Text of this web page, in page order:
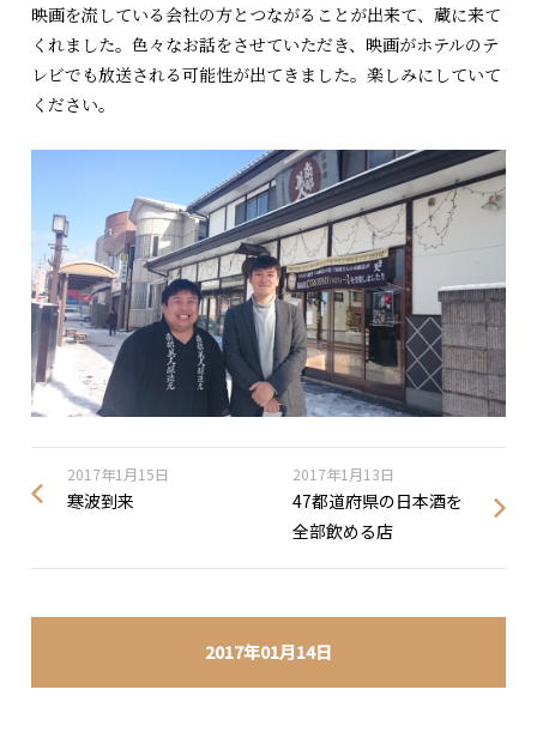
2017年01月14日
映画を流している会社の方とつながることが出来て、蔵に来て
くれました。色々なお話をさせていただき、映画がホテルのテ
レビでも放送される可能性が出てきました。楽しみにしていて
ください。
2017年1月15日
寒波到来
2017年1月13日
47都道府県の日本酒を
全部飲める店